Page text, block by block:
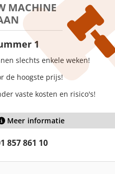
MACHINE
1
slechts enkele weken!
de hoogste prijs!
vaste kosten en risico's!
Meer informatie
857 861 10